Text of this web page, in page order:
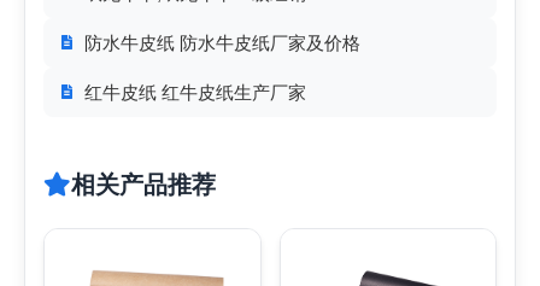
防水牛皮纸 防水牛皮纸厂家及价格
红牛皮纸 红牛皮纸生产厂家
相关产品推荐